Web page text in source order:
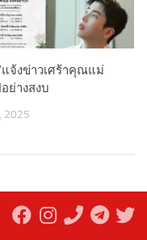
แจ้งข่าวเศร้าคุณแม่
ย่างสงบ
2025